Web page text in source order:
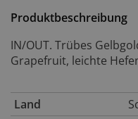
Produktbeschreibung
IN/OUT. Trübes
Grapefruit, leichte
Land